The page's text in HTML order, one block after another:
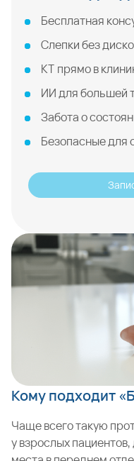
Бесплатная
Слепки без
КТ прямо в
ИИ для большей
Забота о
Безопасные для
Кому подходит
Чаще всего такую
у взрослых